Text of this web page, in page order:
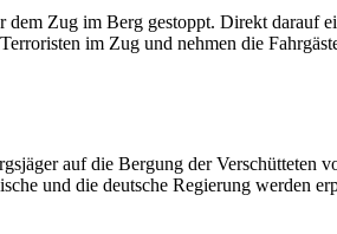
Zug im Berg gestoppt. Direkt darauf
im Zug und nehmen die
auf die Bergung der Verschütteten
und die deutsche Regierung werden